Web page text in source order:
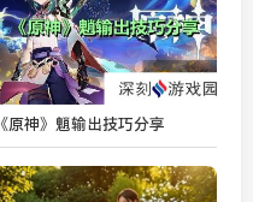
《原神》魈输出技巧分享